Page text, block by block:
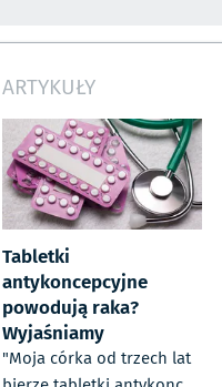
ARTYKUŁY
Tabletki
antykoncepcyjne
powodują raka?
Wyjaśniamy
"Moja córka od trzech lat